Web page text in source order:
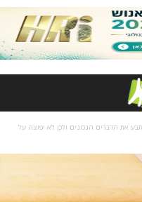
את הדברים הנכונים ולכן לא יפוצה על